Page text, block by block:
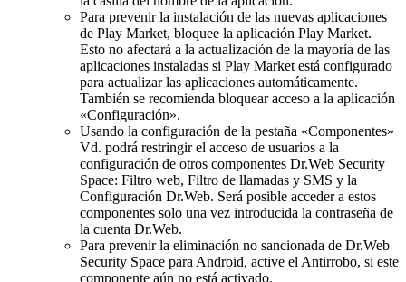
Para prevenir la instalación de las nuevas aplicaciones
de Play Market, bloquee la aplicación Play Market.
Esto no afectará a la actualización de la mayoría de las
aplicaciones instaladas si Play Market está configurado
para actualizar las aplicaciones automáticamente.
También se recomienda bloquear acceso a la aplicación
«Configuración».
Usando la configuración de la pestaña «Componentes»
Vd. podrá restringir el acceso de usuarios a la
configuración de otros componentes Dr.Web Security
Space: Filtro web, Filtro de llamadas y SMS y la
Configuración Dr.Web. Será posible acceder a estos
componentes solo una vez introducida la contraseña de
la cuenta Dr.Web.
Para prevenir la eliminación no sancionada de Dr.Web
Security Space para Android, active el Antirrobo, si este
componente aún no está activado.